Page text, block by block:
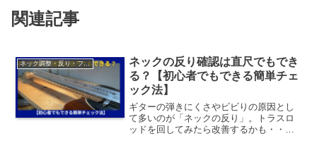
関連記事
ネック調整・反り・フレット擦り合わせ
ネックの反り確認は直尺でもでき
る？【初心者でもできる簡単チェ
ック法】
ギターの弾きにくさやビビりの原因とし
て多いのが「ネックの反り」。トラスロ
ッドを回してみたら改善するかも・・・